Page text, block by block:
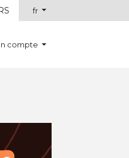
fr
compte